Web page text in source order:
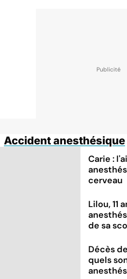
Accident anesthésique
Carie :
cerveau
Lilou, 11
de sa
Décès
quels